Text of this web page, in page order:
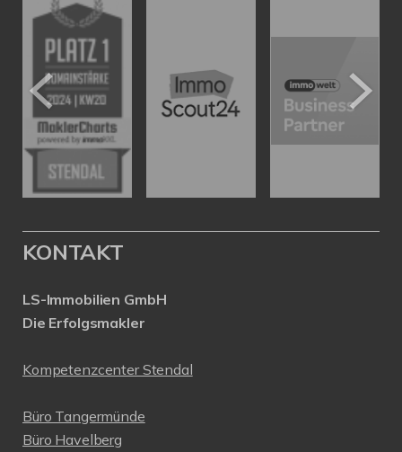
KONTAKT
LS-Immobilien GmbH
Die Erfolgsmakler
Kompetenzcenter Stendal
Büro Tangermünde
Büro Havelberg